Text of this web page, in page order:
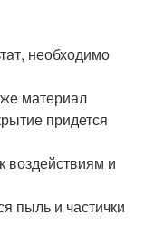
необходимо
материал
придется
воздействиям и
пыль и частички